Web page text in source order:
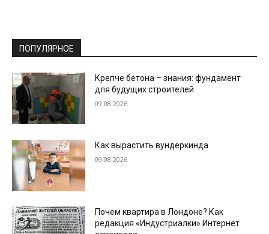
ПОПУЛЯРНОЕ
Крепче бетона – знания: фундамент
для будущих строителей
09.08.2026
Как вырастить вундеркинда
09.08.2026
Почем квартира в Лондоне? Как
редакция «Индустриалки» Интернет